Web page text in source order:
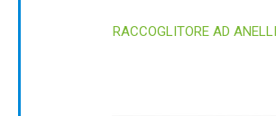
RACCOGLITORE AD